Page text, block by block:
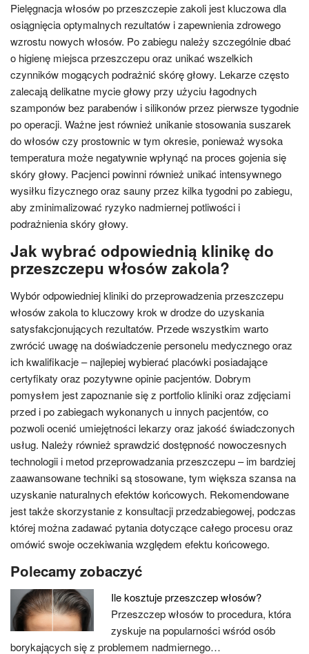
Pielęgnacja włosów po przeszczepie zakoli jest kluczowa dla
osiągnięcia optymalnych rezultatów i zapewnienia zdrowego
wzrostu nowych włosów. Po zabiegu należy szczególnie dbać
o higienę miejsca przeszczepu oraz unikać wszelkich
czynników mogących podrażnić skórę głowy. Lekarze często
zalecają delikatne mycie głowy przy użyciu łagodnych
szamponów bez parabenów i silikonów przez pierwsze tygodnie
po operacji. Ważne jest również unikanie stosowania suszarek
do włosów czy prostownic w tym okresie, ponieważ wysoka
temperatura może negatywnie wpłynąć na proces gojenia się
skóry głowy. Pacjenci powinni również unikać intensywnego
wysiłku fizycznego oraz sauny przez kilka tygodni po zabiegu,
aby zminimalizować ryzyko nadmiernej potliwości i
podrażnienia skóry głowy.
Jak wybrać odpowiednią klinikę do
przeszczepu włosów zakola?
Wybór odpowiedniej kliniki do przeprowadzenia przeszczepu
włosów zakola to kluczowy krok w drodze do uzyskania
satysfakcjonujących rezultatów. Przede wszystkim warto
zwrócić uwagę na doświadczenie personelu medycznego oraz
ich kwalifikacje – najlepiej wybierać placówki posiadające
certyfikaty oraz pozytywne opinie pacjentów. Dobrym
pomysłem jest zapoznanie się z portfolio kliniki oraz zdjęciami
przed i po zabiegach wykonanych u innych pacjentów, co
pozwoli ocenić umiejętności lekarzy oraz jakość świadczonych
usług. Należy również sprawdzić dostępność nowoczesnych
technologii i metod przeprowadzania przeszczepu – im bardziej
zaawansowane techniki są stosowane, tym większa szansa na
uzyskanie naturalnych efektów końcowych. Rekomendowane
jest także skorzystanie z konsultacji przedzabiegowej, podczas
której można zadawać pytania dotyczące całego procesu oraz
omówić swoje oczekiwania względem efektu końcowego.
Polecamy zobaczyć
Ile kosztuje przeszczep włosów?
Przeszczep włosów to procedura, która
zyskuje na popularności wśród osób
borykających się z problemem nadmiernego…